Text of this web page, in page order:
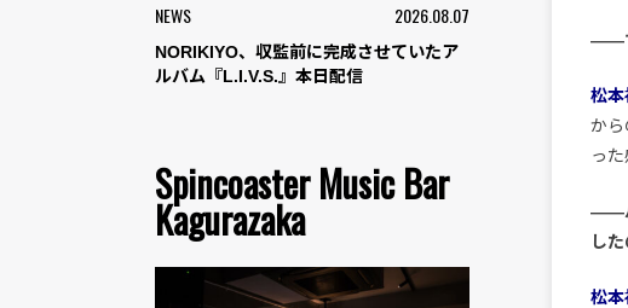
NEWS 2026.08.07
NORIKIYO、収監前に完成させていたア
ルバム『L.I.V.S.』本日配信
Spincoaster Music Bar
Kagurazaka
――
松本
から
った
――
し
松本